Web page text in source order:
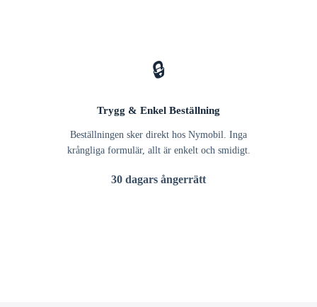
🔒
Trygg & Enkel Beställning
Beställningen sker direkt hos Nymobil. Inga
krångliga formulär, allt är enkelt och smidigt.
30 dagars ångerrätt